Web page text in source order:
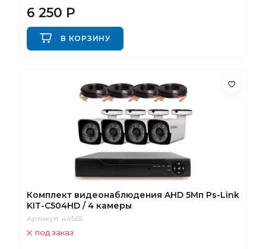
6 250 Р
В КОРЗИНУ
Комплект видеонаблюдения AHD 5Мп Ps-Link
KIT-C504HD / 4 камеры
Артикул: 44565
под заказ